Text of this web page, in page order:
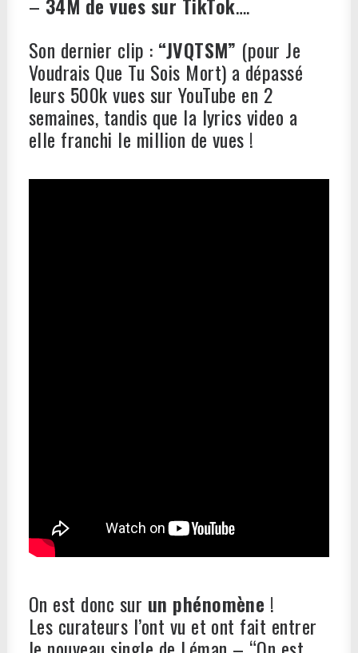
Son dernier clip : “JVQTSM” (pour Je
Voudrais Que Tu Sois Mort) a dépassé
leurs 500k vues sur YouTube en 2
semaines, tandis que la lyrics video a
elle franchi le million de vues !
On est donc sur un phénomène !
Les curateurs l’ont vu et ont fait entrer